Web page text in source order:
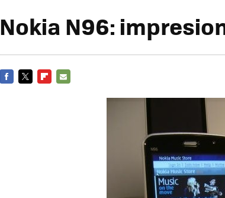
Nokia N96: